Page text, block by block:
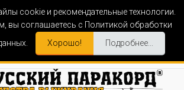
cookie и рекомендательные технологии.
вы соглашаетесь с Политикой обработки
Хорошо! Подробнее...